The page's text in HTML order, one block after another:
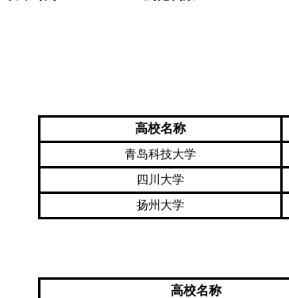
高校名称
青岛科技大学
四川大学
扬州大学
高校名称